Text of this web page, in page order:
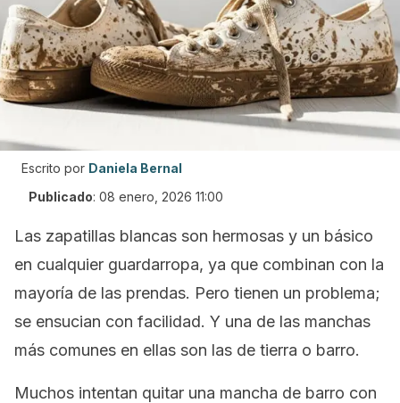
Escrito por Daniela Bernal
Publicado: 08 enero, 2026 11:00
Las zapatillas blancas son hermosas y un básico
en cualquier guardarropa, ya que combinan con la
mayoría de las prendas. Pero tienen un problema;
se ensucian con facilidad. Y una de las manchas
más comunes en ellas son las de tierra o barro.
Muchos intentan quitar una mancha de barro con